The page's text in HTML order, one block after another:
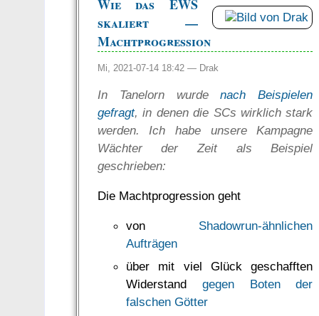
Wie das EWS
skaliert —
Machtprogression
Mi, 2021-07-14 18:42 — Drak
In Tanelorn wurdenach Beispielen
gefragt, in denen die SCs wirklich stark
werden. Ich habe unsere Kampagne
Wächter der Zeit als Beispiel
geschrieben:
Die Machtprogression geht
von Shadowrun-ähnlichen
Aufträgen
über mit viel Glück geschafften
Widerstand gegen Boten der
falschen Götter